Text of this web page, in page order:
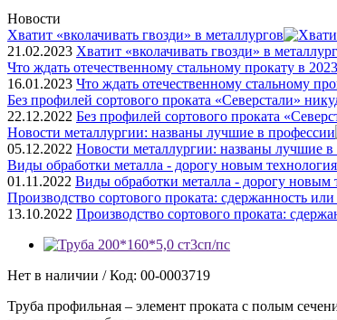
Новости
Хватит «вколачивать гвозди» в металлургов
21.02.2023 Хватит «вколачивать гвозди» в
Что ждать отечественному стальному прокату в
16.01.2023 Что ждать отечественному стальному
Без профилей сортового проката «Северстали»
22.12.2022 Без профилей сортового проката
Новости металлургии: названы лучшие в профессии
05.12.2022 Новости металлургии: названы лучшие в
Виды обработки металла - дорогу новым
01.11.2022 Виды обработки металла - дорогу новым
Производство сортового проката: сдержанность или
13.10.2022 Производство сортового проката:
Нет в наличии / Код: 00-0003719
Труба профильная – элемент проката с полым